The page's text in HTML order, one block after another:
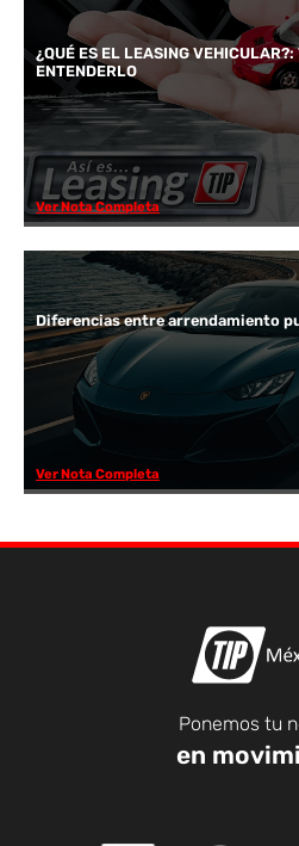
¿QUÉ ES EL LEASING
ENTENDERLO
Ver Nota Completa
Diferencias entre arrendamiento
Ver Nota Completa
Ponemos tu
en